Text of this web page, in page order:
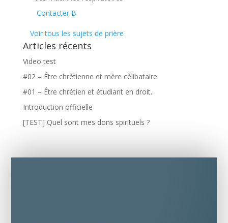
Contacter B
Voir tous les sujets de prière
Articles récents
Video test
#02 – Être chrétienne et mère célibataire
#01 – Être chrétien et étudiant en droit.
Introduction officielle
[TEST] Quel sont mes dons spirituels ?